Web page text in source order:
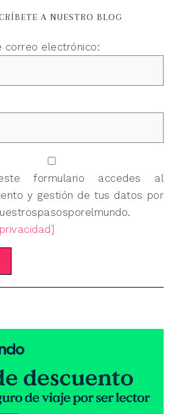
A NUESTRO BLOG
correo electrónico:
formulario accedes al
y gestión de tus datos por